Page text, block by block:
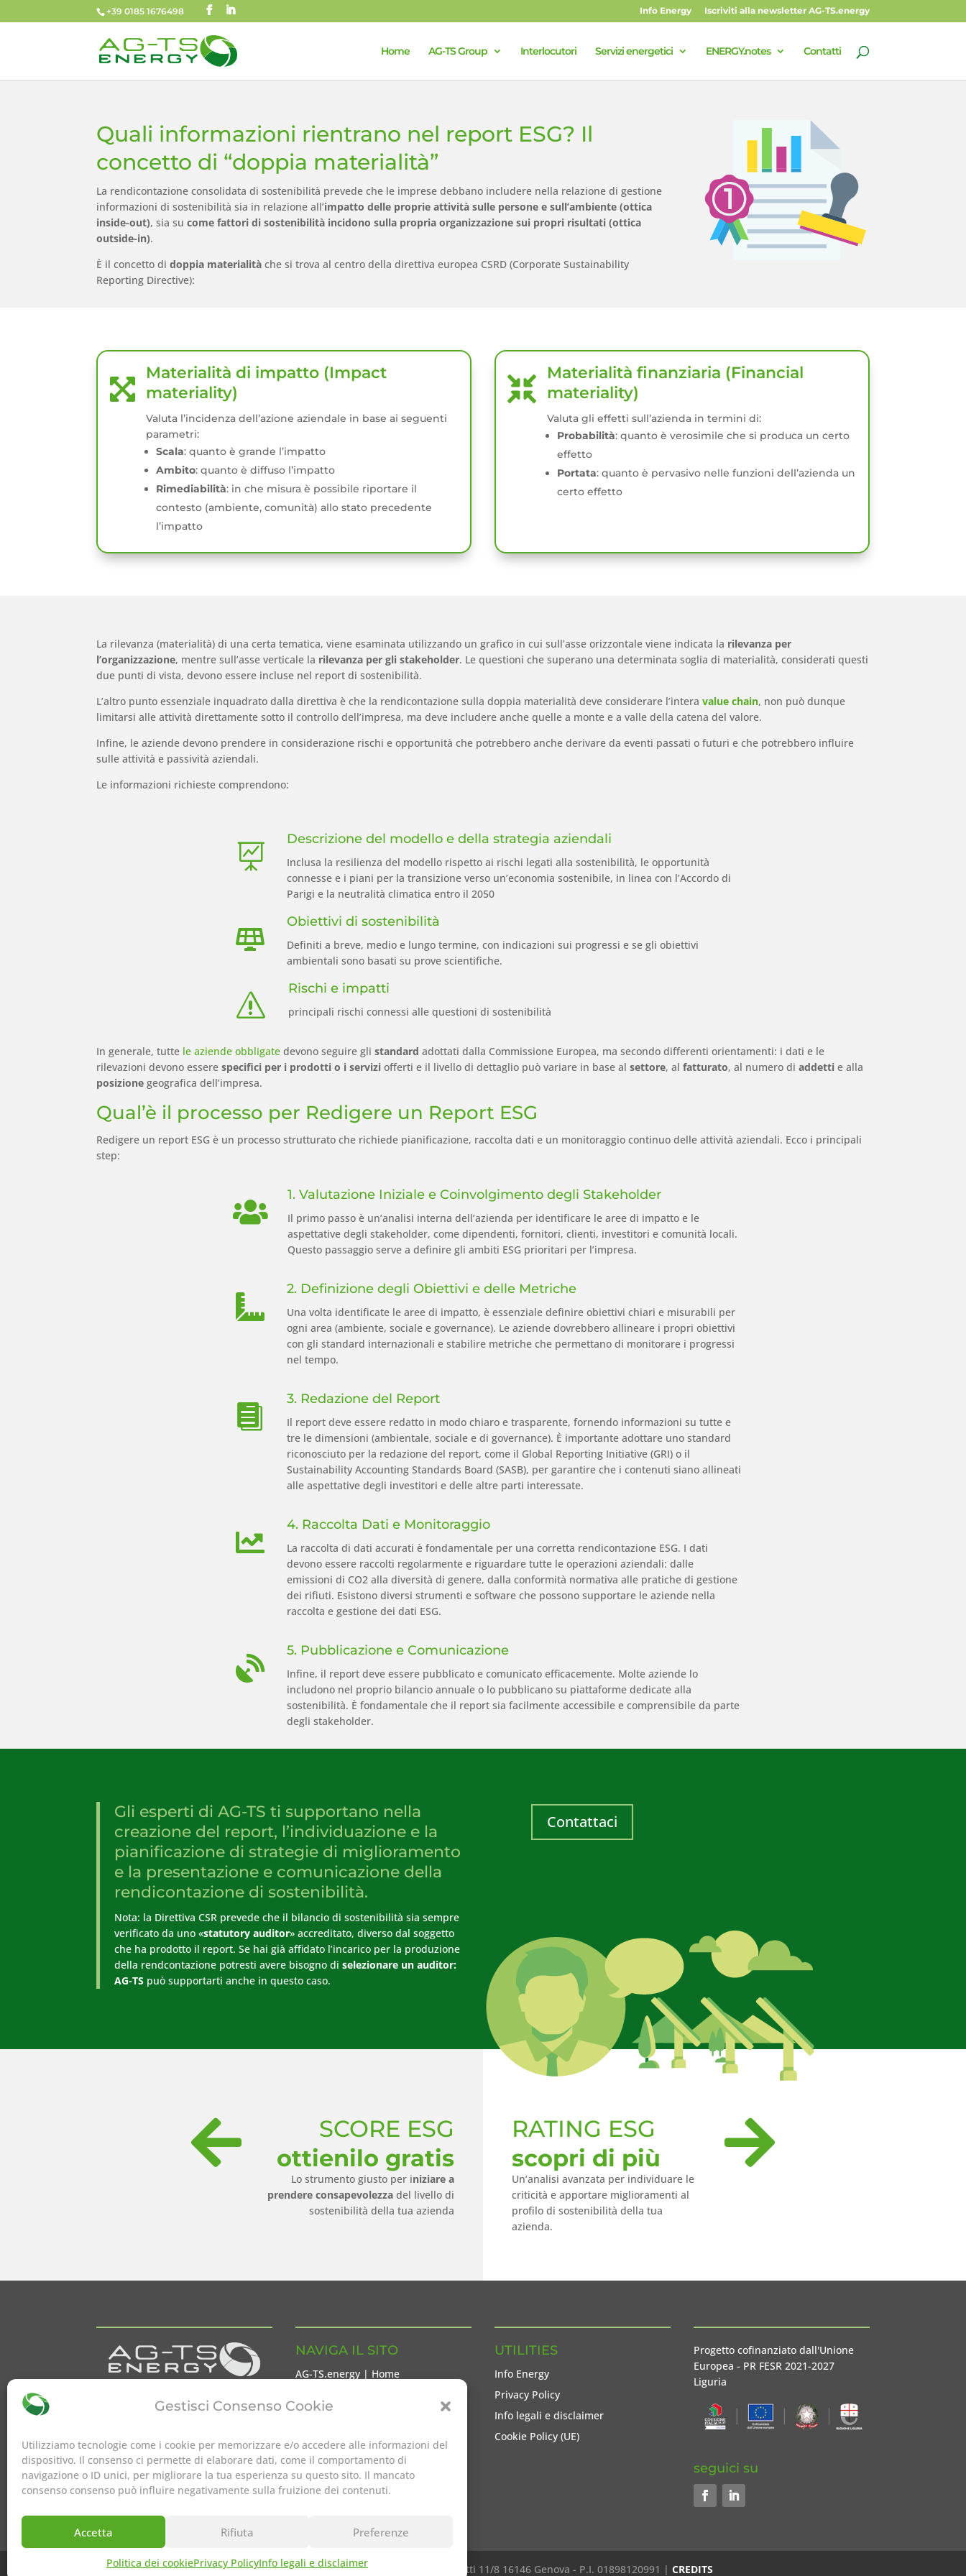
Gestisci Consenso Cookie
Utilizziamo tecnologie come i cookie per memorizzare e/o accedere alle informazioni del
dispositivo. Il consenso ci permette di elaborare dati, come il comportamento di
navigazione o ID unici, per migliorare la tua esperienza su questo sito. Il mancato
consenso consenso può influire negativamente sulla fruizione dei contenuti.
Accetta Rifiuta Preferenze
Politica dei cookiePrivacy PolicyInfo legali e disclaimer
+39 0185 1676498 Info Energy Iscriviti alla newsletter AG-TS.energy
Home AG-TS Group Interlocutori Servizi energetici ENERGY.notes Contatti
Quali informazioni rientrano nel report ESG? Il
concetto di “doppia materialità”
La rendicontazione consolidata di sostenibilità prevede che le imprese debbano includere nella relazione di gestione
informazioni di sostenibilità sia in relazione all’impatto delle proprie attività sulle persone e sull’ambiente (ottica
inside-out), sia sucome fattori di sostenibilità incidono sulla propria organizzazione sui propri risultati (ottica
outside-in).
È il concetto didoppia materialità che si trova al centro della direttiva europea CSRD (Corporate Sustainability
Reporting Directive):

Materialità di impatto (Impact
materiality)
Valuta l’incidenza dell’azione aziendale in base ai seguenti
parametri:
Scala: quanto è grande l’impatto
Ambito: quanto è diffuso l’impatto
Rimediabilità: in che misura è possibile riportare il
contesto (ambiente, comunità) allo stato precedente
l’impatto

Materialità finanziaria (Financial
materiality)
Valuta gli effetti sull’azienda in termini di:
Probabilità: quanto è verosimile che si produca un certo
effetto
Portata: quanto è pervasivo nelle funzioni dell’azienda un
certo effetto
La rilevanza (materialità) di una certa tematica, viene esaminata utilizzando un grafico in cui sull’asse orizzontale viene indicata la rilevanza per
l’organizzazione, mentre sull’asse verticale la rilevanza per gli stakeholder. Le questioni che superano una determinata soglia di materialità, considerati questi
due punti di vista, devono essere incluse nel report di sostenibilità.
L’altro punto essenziale inquadrato dalla direttiva è che la rendicontazione sulla doppia materialità deve considerare l’interavalue chain, non può dunque
limitarsi alle attività direttamente sotto il controllo dell’impresa, ma deve includere anche quelle a monte e a valle della catena del valore.
Infine, le aziende devono prendere in considerazione rischi e opportunità che potrebbero anche derivare da eventi passati o futuri e che potrebbero influire
sulle attività e passività aziendali.
Le informazioni richieste comprendono:

Descrizione del modello e della strategia aziendali
Inclusa la resilienza del modello rispetto ai rischi legati alla sostenibilità, le opportunità
connesse e i piani per la transizione verso un’economia sostenibile, in linea con l’Accordo di
Parigi e la neutralità climatica entro il 2050

Obiettivi di sostenibilità
Definiti a breve, medio e lungo termine, con indicazioni sui progressi e se gli obiettivi
ambientali sono basati su prove scientifiche.
s
Rischi e impatti
principali rischi connessi alle questioni di sostenibilità
In generale, tutte le aziende obbligate devono seguire glistandard adottati dalla Commissione Europea, ma secondo differenti orientamenti: i dati e le
rilevazioni devono esserespecifici per i prodotti o i servizi offerti e il livello di dettaglio può variare in base alsettore, alfatturato, al numero diaddetti e alla
posizione geografica dell’impresa.
Qual’è il processo per Redigere un Report ESG
Redigere un report ESG è un processo strutturato che richiede pianificazione, raccolta dati e un monitoraggio continuo delle attività aziendali. Ecco i principali
step:

1. Valutazione Iniziale e Coinvolgimento degli Stakeholder
Il primo passo è un’analisi interna dell’azienda per identificare le aree di impatto e le
aspettative degli stakeholder, come dipendenti, fornitori, clienti, investitori e comunità locali.
Questo passaggio serve a definire gli ambiti ESG prioritari per l’impresa.

2. Definizione degli Obiettivi e delle Metriche
Una volta identificate le aree di impatto, è essenziale definire obiettivi chiari e misurabili per
ogni area (ambiente, sociale e governance). Le aziende dovrebbero allineare i propri obiettivi
con gli standard internazionali e stabilire metriche che permettano di monitorare i progressi
nel tempo.

3. Redazione del Report
Il report deve essere redatto in modo chiaro e trasparente, fornendo informazioni su tutte e
tre le dimensioni (ambientale, sociale e di governance). È importante adottare uno standard
riconosciuto per la redazione del report, come il Global Reporting Initiative (GRI) o il
Sustainability Accounting Standards Board (SASB), per garantire che i contenuti siano allineati
alle aspettative degli investitori e delle altre parti interessate.

4. Raccolta Dati e Monitoraggio
La raccolta di dati accurati è fondamentale per una corretta rendicontazione ESG. I dati
devono essere raccolti regolarmente e riguardare tutte le operazioni aziendali: dalle
emissioni di CO2 alla diversità di genere, dalla conformità normativa alle pratiche di gestione
dei rifiuti. Esistono diversi strumenti e software che possono supportare le aziende nella
raccolta e gestione dei dati ESG.

5. Pubblicazione e Comunicazione
Infine, il report deve essere pubblicato e comunicato efficacemente. Molte aziende lo
includono nel proprio bilancio annuale o lo pubblicano su piattaforme dedicate alla
sostenibilità. È fondamentale che il report sia facilmente accessibile e comprensibile da parte
degli stakeholder.
Gli esperti di AG-TS ti supportano nella
creazione del report, l’individuazione e la
pianificazione di strategie di miglioramento
e la presentazione e comunicazione della
rendicontazione di sostenibilità.
Nota: la Direttiva CSR prevede che il bilancio di sostenibilità sia sempre
verificato da uno «statutory auditor» accreditato, diverso dal soggetto
che ha prodotto il report. Se hai già affidato l’incarico per la produzione
della rendcontazione potresti avere bisogno diselezionare un auditor:
AG-TS può supportarti anche in questo caso.
Contattaci

SCORE ESG
ottienilo gratis
Lo strumento giusto per iniziare a
prendere consapevolezza del livello di
sostenibilità della tua azienda
RATING ESG
scopri di più
Un’analisi avanzata per individuare le
criticità e apportare miglioramenti al
profilo di sostenibilità della tua
azienda.

dedicata al settore servizi energetici
Group
NAVIGA IL SITO
AG-TS.energy | Home
ENERGY.notes
Contatti
UTILITIES
Info Energy
Privacy Policy
Info legali e disclaimer
Cookie Policy (UE)
Progetto cofinanziato dall'Unione
Europea - PR FESR 2021-2027
Liguria
seguici su
Copyrights © 2026 AG-TS srl. All Rights Reserved | Sede Legale: Via F.Cavallotti 11/8 16146 Genova - P.I. 01898120991 |CREDITS